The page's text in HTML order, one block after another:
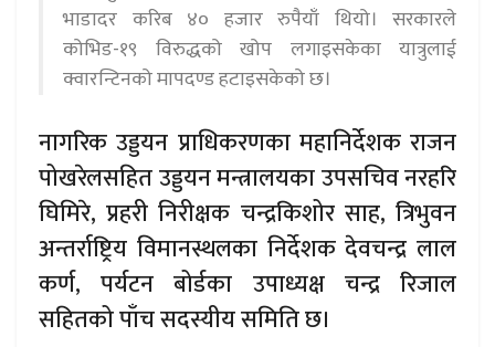
भाडादर करिब ४० हजार रुपैयाँ थियो। सरकारले
कोभिड-१९ विरुद्धको खोप लगाइसकेका यात्रुलाई
क्वारन्टिनको मापदण्ड हटाइसकेको छ।
नागरिक उड्डयन प्राधिकरणका महानिर्देशक राजन
पोखरेलसहित उड्डयन मन्त्रालयका उपसचिव नरहरि
घिमिरे, प्रहरी निरीक्षक चन्द्रकिशोर साह, त्रिभुवन
अन्तर्राष्ट्रिय विमानस्थलका निर्देशक देवचन्द्र लाल
कर्ण, पर्यटन बोर्डका उपाध्यक्ष चन्द्र रिजाल
सहितको पाँच सदस्यीय समिति छ।